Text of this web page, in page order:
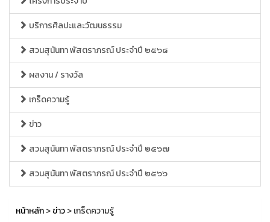
บริการศิลปะและวัฒนธรรม
สวนสุนันทา พัสตราภรณ์ ประจำปี ๒๕๖๘
ผลงาน / รางวัล
เกร็ดความรู้
ข่าว
สวนสุนันทา พัสตราภรณ์ ประจำปี ๒๕๖๗
สวนสุนันทา พัสตราภรณ์ ประจำปี ๒๕๖๖
หน้าหลัก>ข่าว> เกร็ดความรู้